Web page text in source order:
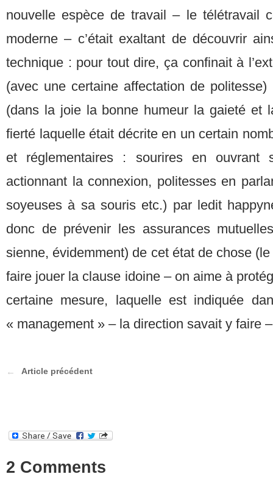
nouvelle espèce de travail – le télétravail
moderne – c’était exaltant de découvrir
technique : pour tout dire, ça confinait à
(avec une certaine affectation de
(dans la joie la bonne humeur la gaieté et
fierté laquelle était décrite en un certain
et réglementaires : sourires en ouvrant
actionnant la connexion, politesses en
soyeuses à sa souris etc.) par ledit
donc de prévenir les assurances
sienne, évidemment) de cet état de chose
faire jouer la clause idoine – on aime à
certaine mesure, laquelle est indiquée
« management » – la direction savait y faire –
Article précédent
2 Comments